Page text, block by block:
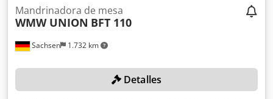
Sachsen 1.732 km
Mandrinadora de mesa
WMW UNION BFT 110
Detalles